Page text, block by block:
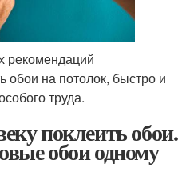
рекомендаций
обои на потолок, быстро и
труда.
поклеить обои.
обои одному